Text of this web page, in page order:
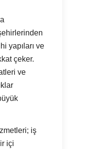
yapıları ve
çeker.
ve
iş
içi